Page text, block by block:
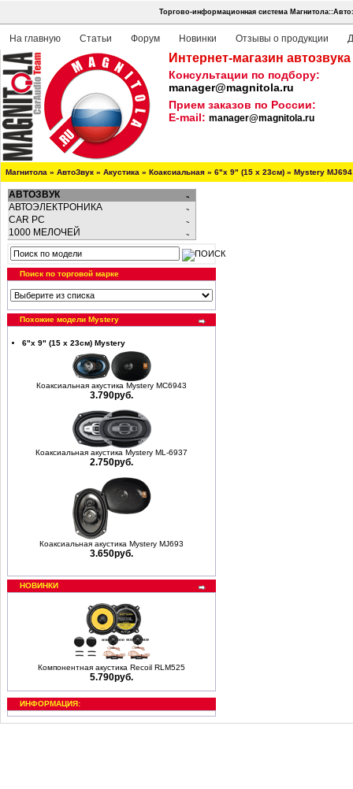
Торгово-информационная система
На главную Статьи Форум Новинки Отзывы о продукции
Интернет-магазин
Консультации по подбору:
manager@magnitola.ru
Прием заказов по России:
E-mail: manager@magnitola.ru
Магнитола » АвтоЗвук » Акустика » Коаксиальная » 6"х 9" (15 х 23см) » Mystery MJ694
АВТОЗВУК
АВТОЭЛЕКТРОНИКА
CAR PC
1000 МЕЛОЧЕЙ
Поиск по торговой марке
Похожие модели Mystery
6"х 9" (15 х 23см) Mystery
Коаксиальная акустика Mystery MC6943
3.790руб.
Коаксиальная акустика Mystery ML-6937
2.750руб.
Коаксиальная акустика Mystery MJ693
3.650руб.
НОВИНКИ
Компонентная акустика Recoil RLM525
5.790руб.
ИНФОРМАЦИЯ: